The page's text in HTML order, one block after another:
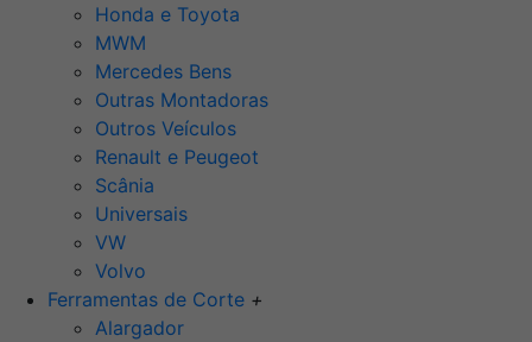
Honda e Toyota
MWM
Mercedes Bens
Outras Montadoras
Outros Veículos
Renault e Peugeot
Scânia
Universais
VW
Volvo
Ferramentas de Corte +
Alargador